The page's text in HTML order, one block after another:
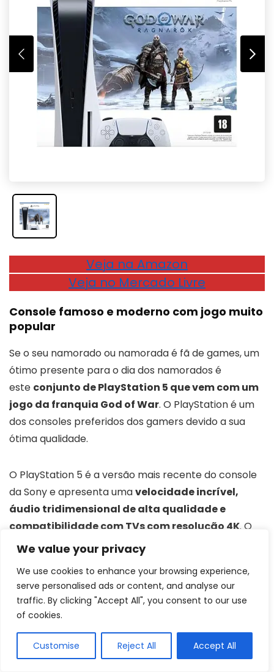
We value your privacy
We use cookies to enhance your browsing experience,
serve personalised ads or content, and analyse our
traffic. By clicking "Accept All", you consent to our use
of cookies.
Customise Reject All Accept All
Veja na Amazon
Veja no Mercado Livre
Console famoso e moderno com jogo muito
popular
Se o seu namorado ou namorada é fã de games, um
ótimo presente para o dia dos namorados é
este conjunto de PlayStation 5 que vem com um
jogo da franquia God of War. O PlayStation é um
dos consoles preferidos dos gamers devido a sua
ótima qualidade.
O PlayStation 5 é a versão mais recente do console
da Sony e apresenta umavelocidade incrível,
áudio tridimensional de alta qualidade e
compatibilidade com TVs com resolução 4K. O
jogo que acompanha este conjunto é o God of War
Ragnarök, um jogo de aventura muito popular que
oferece uma história imersiva e desafios muito
interessantes para o jogador.
4 Copo Stanley